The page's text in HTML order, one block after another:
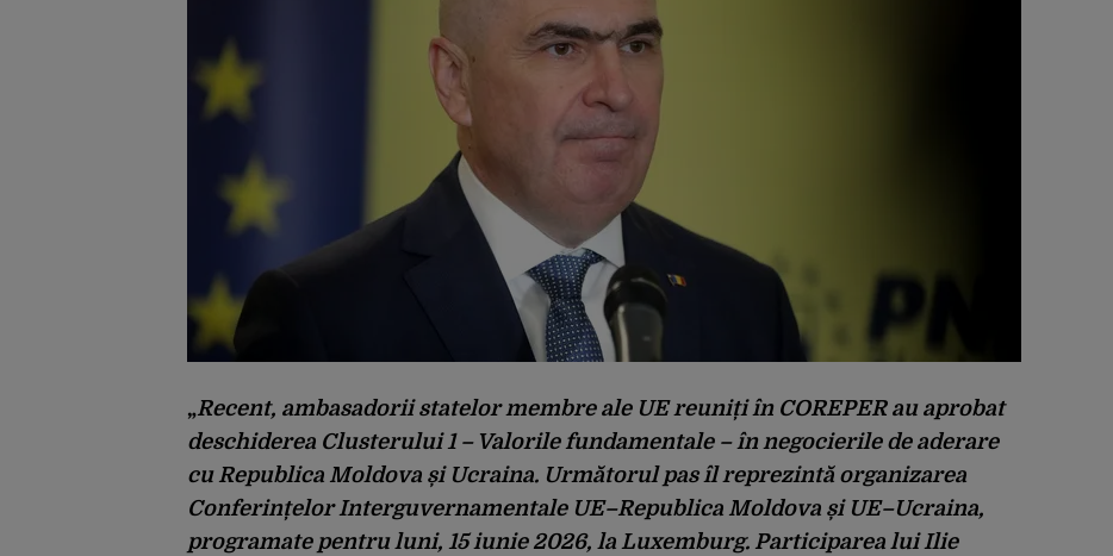
„Recent, ambasadorii statelor membre ale UE reuniți în COREPER au aprobat
deschiderea Clusterului 1 – Valorile fundamentale – în negocierile de aderare
cu Republica Moldova și Ucraina. Următorul pas îl reprezintă organizarea
Conferințelor Interguvernamentale UE–Republica Moldova și UE–Ucraina,
programate pentru luni, 15 iunie 2026, la Luxemburg. Participarea lui Ilie